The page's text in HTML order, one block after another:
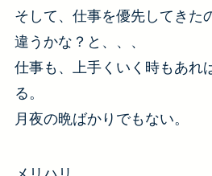
そして、仕事を優先してきた
違うかな？と、、、
仕事も、上手くいく時もあれ
る。
月夜の晩ばかりでもない。